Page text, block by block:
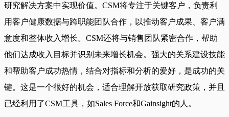
研究解决方案中实现价值。CSM将专注于关键客户，负责利
用客户健康数据与跨职能团队合作，以推动客户成果、客户满
意度和整体收入增长。CSM还将与销售团队紧密合作，帮助
他们达成收入目标并识别未来增长机会。强大的关系建设技能
和帮助客户成功热情，结合对指标和分析的爱好，是成功的关
键。这是一个很好的机会，适合理解开放获取研究政策，并且
已经利用了CSM工具，如Sales Force和Gainsight的人。